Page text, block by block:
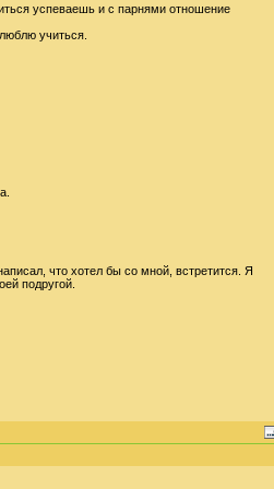
успеваешь и с парнями отношение
учиться.
что хотел бы со мной, встретится. Я
подругой.